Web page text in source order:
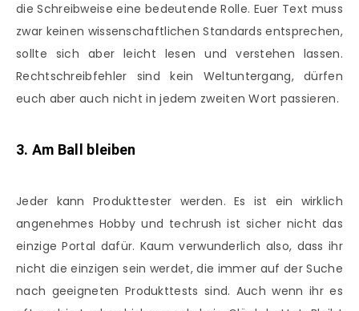
die Schreibweise eine bedeutende Rolle. Euer Text muss
zwar keinen wissenschaftlichen Standards entsprechen,
sollte sich aber leicht lesen und verstehen lassen.
Rechtschreibfehler sind kein Weltuntergang, dürfen
euch aber auch nicht in jedem zweiten Wort passieren.
3. Am Ball bleiben
Jeder kann Produkttester werden. Es ist ein wirklich
angenehmes Hobby und techrush ist sicher nicht das
einzige Portal dafür. Kaum verwunderlich also, dass ihr
nicht die einzigen sein werdet, die immer auf der Suche
nach geeigneten Produkttests sind. Auch wenn ihr es